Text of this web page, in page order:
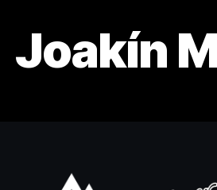
Joakín